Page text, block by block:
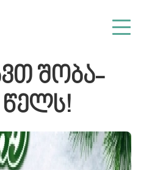
შობა-